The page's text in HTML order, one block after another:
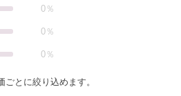
0％
0％
0％
とに絞り込めます。